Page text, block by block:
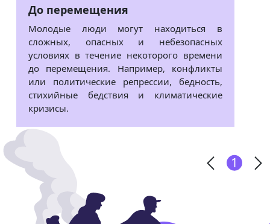
1
1
До перемещения
Молодые люди могут находиться в
сложных, опасных и небезопасных
условиях в течение некоторого времени
до перемещения. Например, конфликты
или политические репрессии, бедность,
стихийные бедствия и климатические
кризисы.